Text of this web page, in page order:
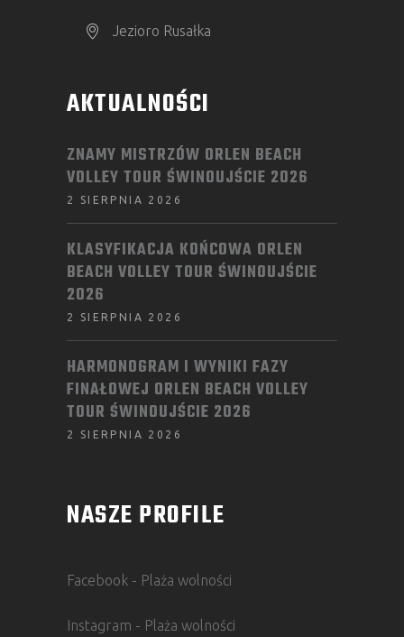
Jezioro Rusałka
AKTUALNOŚCI
ZNAMY MISTRZÓW ORLEN BEACH
VOLLEY TOUR ŚWINOUJŚCIE 2026
2 SIERPNIA 2026
KLASYFIKACJA KOŃCOWA ORLEN
BEACH VOLLEY TOUR ŚWINOUJŚCIE
2026
2 SIERPNIA 2026
HARMONOGRAM I WYNIKI FAZY
FINAŁOWEJ ORLEN BEACH VOLLEY
TOUR ŚWINOUJŚCIE 2026
2 SIERPNIA 2026
NASZE PROFILE
Facebook - Plaża wolności
Instagram - Plaża wolności